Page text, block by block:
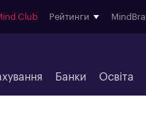
Club Рейтинги
Банки Освіта